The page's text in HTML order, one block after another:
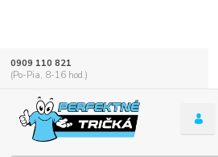
0909 110 821
(Po-Pia, 8-16 hod.)